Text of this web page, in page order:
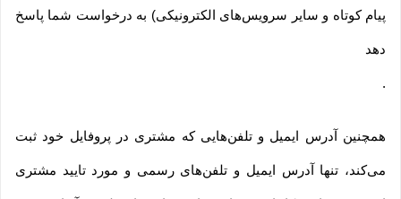
پیام کوتاه و سایر سرویس‌های الکترونیکی) به درخواست شما پاسخ
دهد
.
همچنین آدرس ایمیل و تلفن‌هایی که مشتری در پروفایل خود ثبت
می‌کند، تنها آدرس ایمیل و تلفن‌های رسمی و مورد تایید مشتری